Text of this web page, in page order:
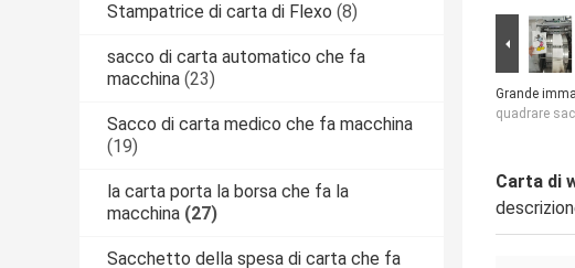
Stampatrice di carta di Flexo (8)
sacco di carta automatico che fa
macchina (23)
Sacco di carta medico che fa macchina
(19)
la carta porta la borsa che fa la
macchina (27)
Sacchetto della spesa di carta che fa
Grande
quadrare
Carta di